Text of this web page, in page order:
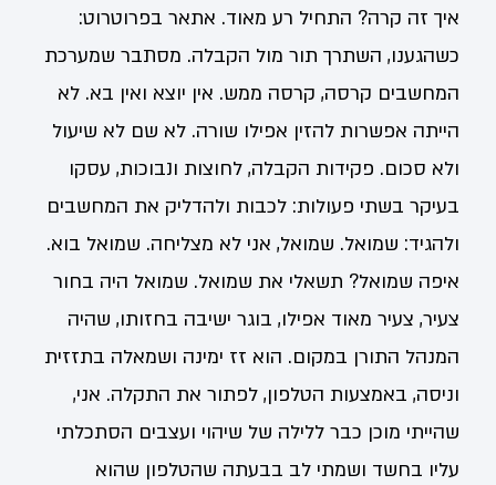
איך זה קרה? התחיל רע מאוד. אתאר בפרוטרוט:
כשהגענו, השתרך תור מול הקבלה. מסתבר שמערכת
המחשבים קרסה, קרסה ממש. אין יוצא ואין בא. לא
הייתה אפשרות להזין אפילו שורה. לא שם לא שיעול
ולא סכום. פקידות הקבלה, לחוצות ונבוכות, עסקו
בעיקר בשתי פעולות: לכבות ולהדליק את המחשבים
ולהגיד: שמואל. שמואל, אני לא מצליחה. שמואל בוא.
איפה שמואל? תשאלי את שמואל. שמואל היה בחור
צעיר, צעיר מאוד אפילו, בוגר ישיבה בחזותו, שהיה
המנהל התורן במקום. הוא זז ימינה ושמאלה בתזזית
וניסה, באמצעות הטלפון, לפתור את התקלה. אני,
שהייתי מוכן כבר ללילה של שיהוי ועצבים הסתכלתי
עליו בחשד ושמתי לב בבעתה שהטלפון שהוא